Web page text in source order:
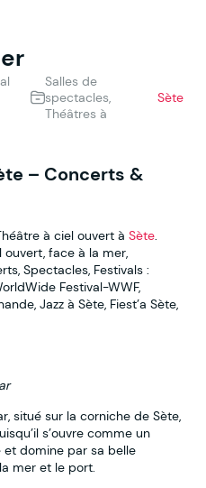
Salles de
spectacles,
Théâtres à
Sète
– Concerts &
à ciel ouvert à Sète.
face à la mer,
Spectacles, Festivals :
Festival-WWF,
Jazz à Sète, Fiest’a Sète,
situé sur la corniche de Sète,
s’ouvre comme un
et domine par sa belle
mer et le port.